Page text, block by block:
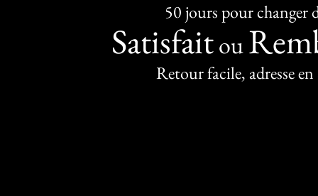
50 jours pour changer
Satisfaitou
Retour facile, adresse en